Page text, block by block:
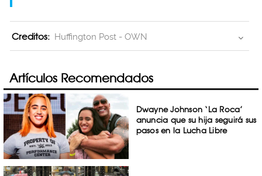
Creditos: Huffington Post - OWN
Artículos Recomendados
Dwayne Johnson ‘La Roca’
anuncia que su hija seguirá sus
pasos en la Lucha Libre